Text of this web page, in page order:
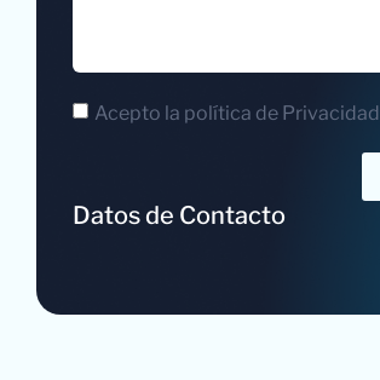
Acepto la política de Privacidad
Datos de Contacto